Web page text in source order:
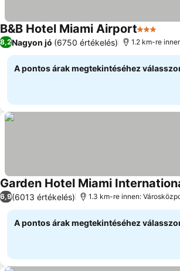
B&B Hotel Miami Airport3
8,2Nagyon jó (6750 értékelés) 1.2 km-re
A pontos árak megtekintéséhez
Garden Hotel Miami
6,9(6013 értékelés) 1.3 km-re innen:
A pontos árak megtekintéséhez